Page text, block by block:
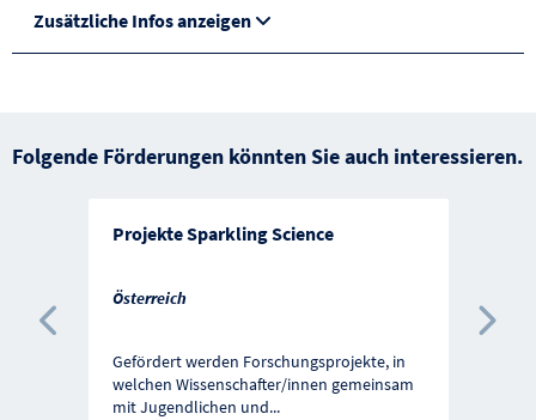
Zusätzliche Infos anzeigen
Folgende Förderungen könnten Sie auch interessieren.
Projekte Sparkling Science
Österreich
Gefördert werden Forschungsprojekte, in
welchen Wissenschafter/innen gemeinsam
mit Jugendlichen und...
Vorherige Förderung